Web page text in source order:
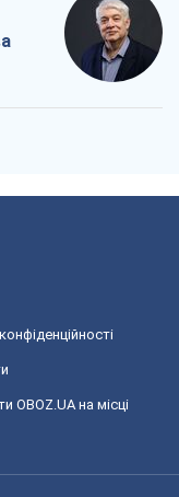
OBOZ.UA на місці